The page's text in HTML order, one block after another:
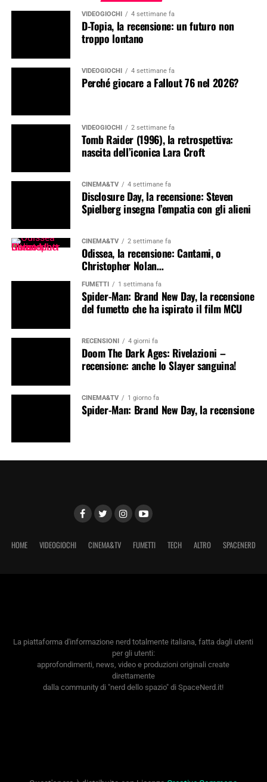
VIDEOGIOCHI 4 settimane fa
D-Topia, la recensione: un futuro non
troppo lontano
VIDEOGIOCHI 4 settimane fa
Perché giocare a Fallout 76 nel 2026?
VIDEOGIOCHI 2 settimane fa
Tomb Raider (1996), la retrospettiva:
nascita dell’iconica Lara Croft
CINEMA&TV 4 settimane fa
Disclosure Day, la recensione: Steven
Spielberg insegna l’empatia con gli alieni
CINEMA&TV 2 settimane fa
Odissea, la recensione: Cantami, o
Christopher Nolan…
FUMETTI 1 settimana fa
Spider-Man: Brand New Day, la recensione
del fumetto che ha ispirato il film MCU
RECENSIONI 4 giorni fa
Doom The Dark Ages: Rivelazioni –
recensione: anche lo Slayer sanguina!
CINEMA&TV 1 giorno fa
Spider-Man: Brand New Day, la recensione
HOME VIDEOGIOCHI CINEMA&TV FUMETTI TECH ALTRO SPACENERD
La piattaforma d'informazione nerd totalmente italiana, fatta dagli utenti
per gli utenti:
approfondimenti, news, video e produzioni originali create
direttamente
dalla community di "nerd dello spazio" di SpaceNerd.it!